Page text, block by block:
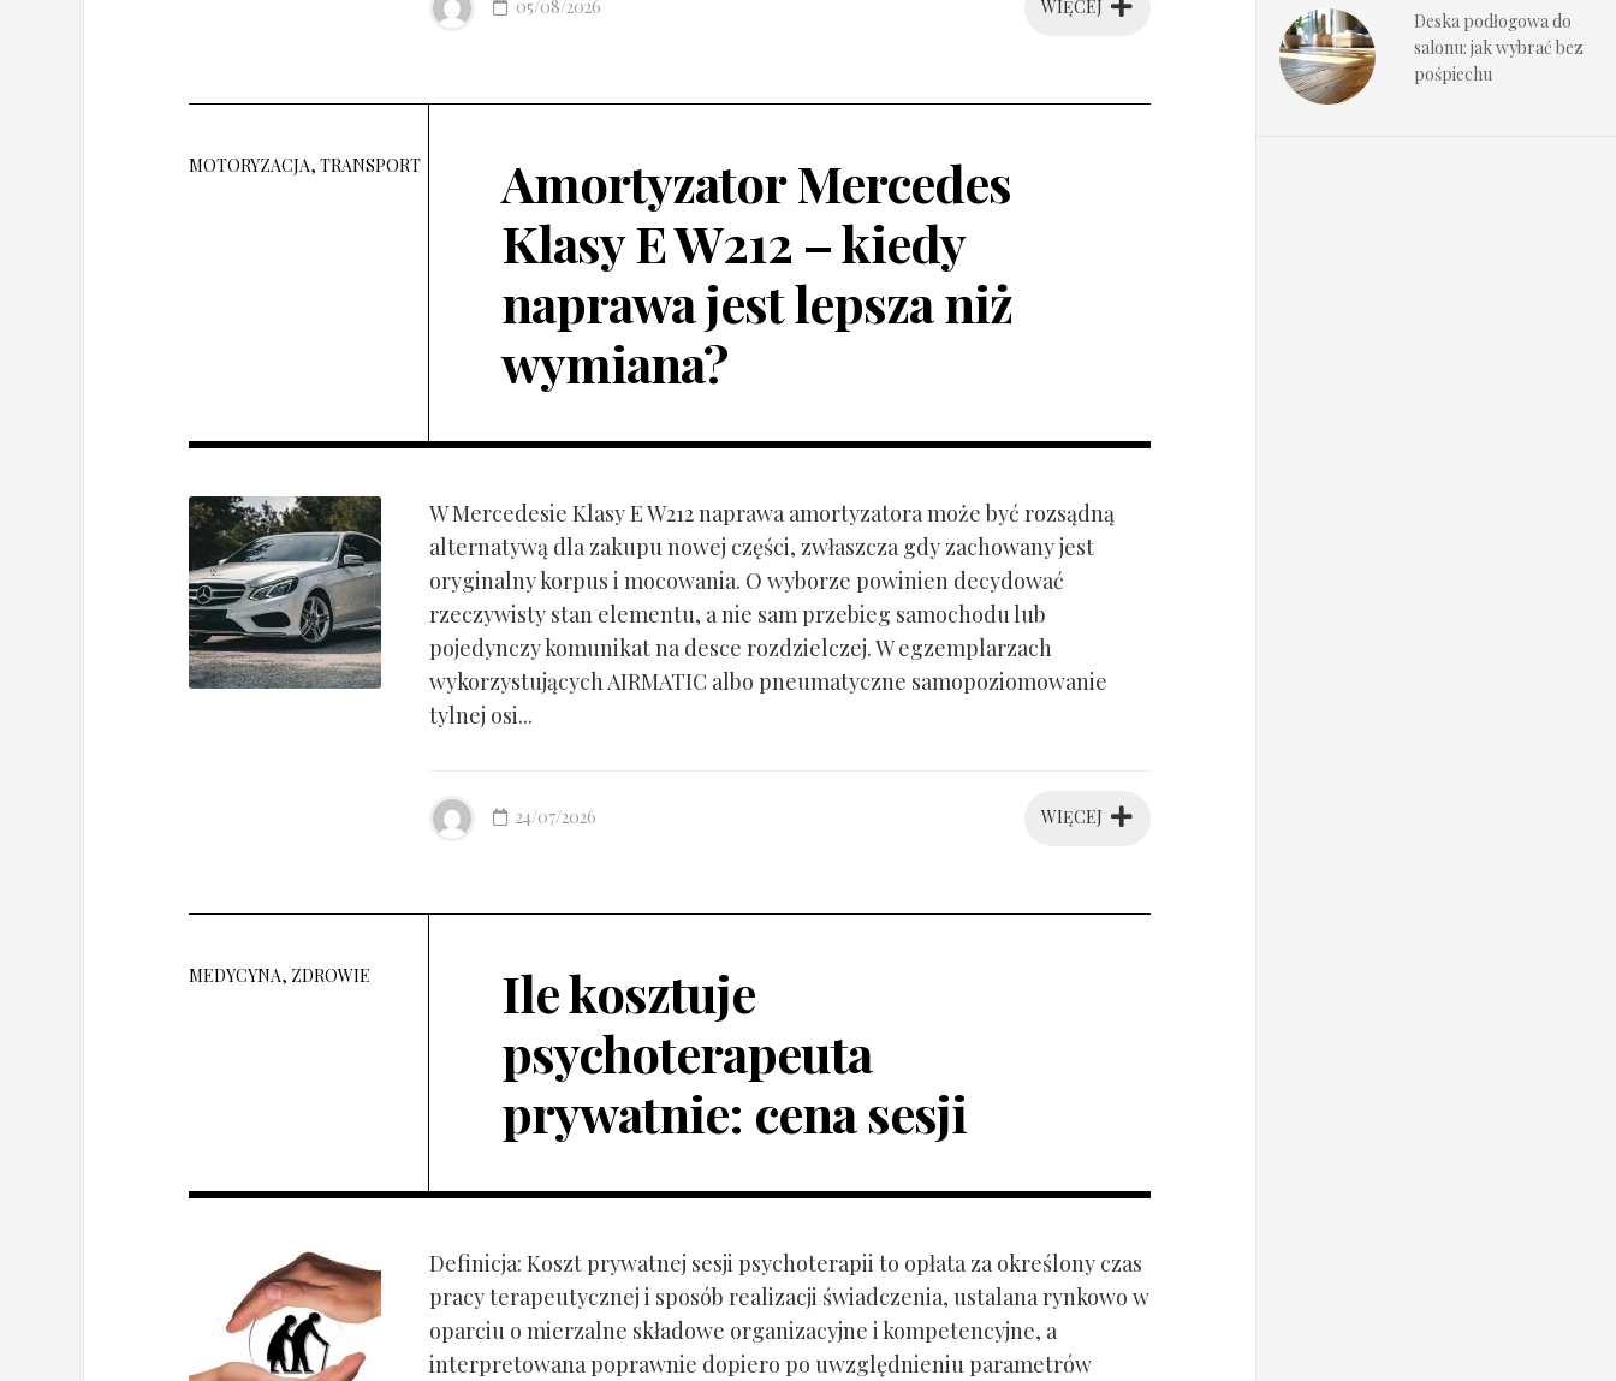
WIĘCEJ
05/08/2026
MOTORYZACJA, TRANSPORT
Amortyzator Mercedes
Klasy E W212 – kiedy
naprawa jest lepsza niż
wymiana?
W Mercedesie Klasy E W212 naprawa amortyzatora może być rozsądną
alternatywą dla zakupu nowej części, zwłaszcza gdy zachowany jest
oryginalny korpus i mocowania. O wyborze powinien decydować
rzeczywisty stan elementu, a nie sam przebieg samochodu lub
pojedynczy komunikat na desce rozdzielczej. W egzemplarzach
wykorzystujących AIRMATIC albo pneumatyczne samopoziomowanie
tylnej osi...
WIĘCEJ
24/07/2026
MEDYCYNA, ZDROWIE
Ile kosztuje
psychoterapeuta
prywatnie: cena sesji
Definicja: Koszt prywatnej sesji psychoterapii to opłata za określony czas
pracy terapeutycznej i sposób realizacji świadczenia, ustalana rynkowo w
oparciu o mierzalne składowe organizacyjne i kompetencyjne, a
interpretowana poprawnie dopiero po uwzględnieniu parametrów
Deska podłogowa do
salonu: jak wybrać bez
pośpiechu